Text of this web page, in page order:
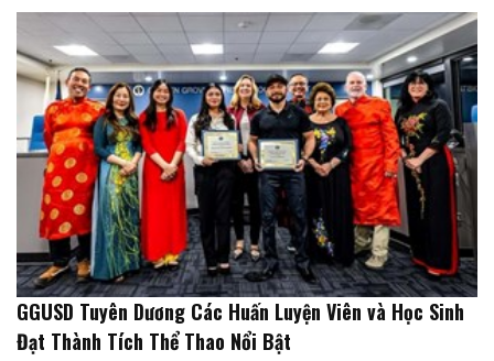
GGUSD Tuyên Dương Các Huấn Luyện Viên và Học Sinh
Đạt Thành Tích Thể Thao Nổi Bật